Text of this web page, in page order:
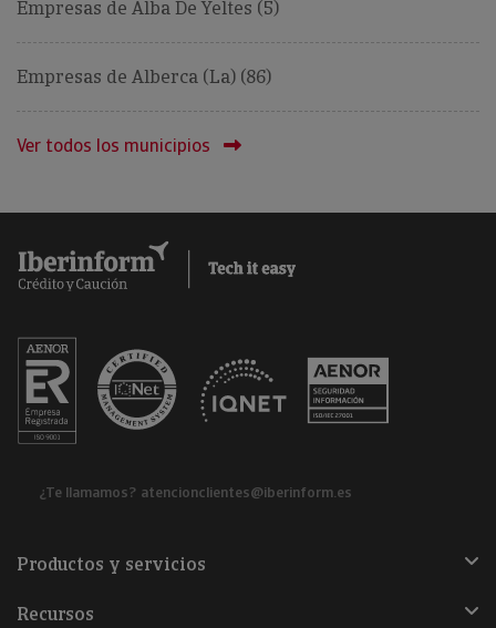
Empresas de Alba De Yeltes (5)
Empresas de Alberca (La) (86)
Ver todos los municipios
¿Te llamamos? atencionclientes@iberinform.es
Productos y servicios
Recursos